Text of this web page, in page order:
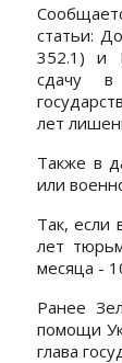
статьи:
352.1) и
сдачу в
лет
Также в
или
Так, если
лет
месяца -
Ранее
помощи
глава